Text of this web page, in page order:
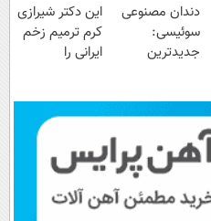
دندان مصنوعی
سوئیسی:
جدیدترین
پرداخت قسطی
این دکتر شیرازی
کرم ترمیم زخم
ایرانی را